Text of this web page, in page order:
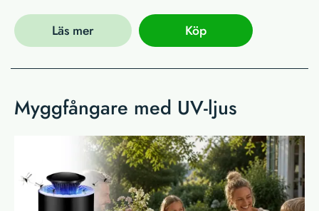
Läs mer Köp
Myggfångare med UV-ljus